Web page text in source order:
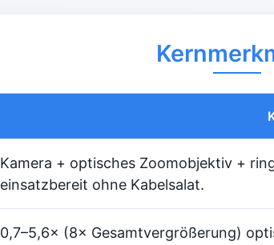
Kamera + optisches Zoomobjektiv +
einsatzbereit ohne Kabelsalat.
0,7–5,6× (8× Gesamtvergrößerung)